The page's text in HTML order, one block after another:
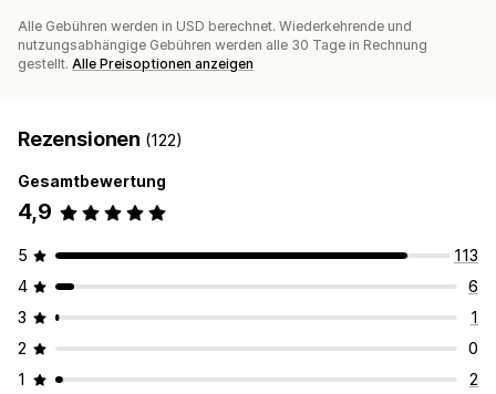
Alle Gebühren werden in USD berechnet. Wiederkehrende und
nutzungsabhängige Gebühren werden alle 30 Tage in Rechnung
gestellt. Alle Preisoptionen anzeigen
Rezensionen (122)
Gesamtbewertung
4,9
5
113
4
6
3
1
2
0
1
2